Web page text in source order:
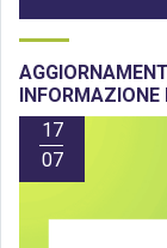
17
07